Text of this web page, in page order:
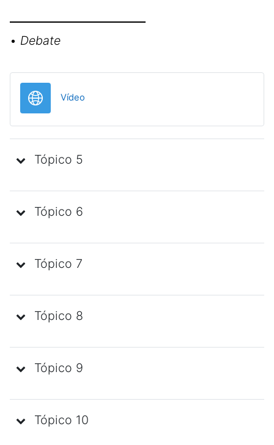
• Debate
Vídeo
Tópico 5
Tópico 6
Tópico 7
Tópico 8
Tópico 9
Tópico 10